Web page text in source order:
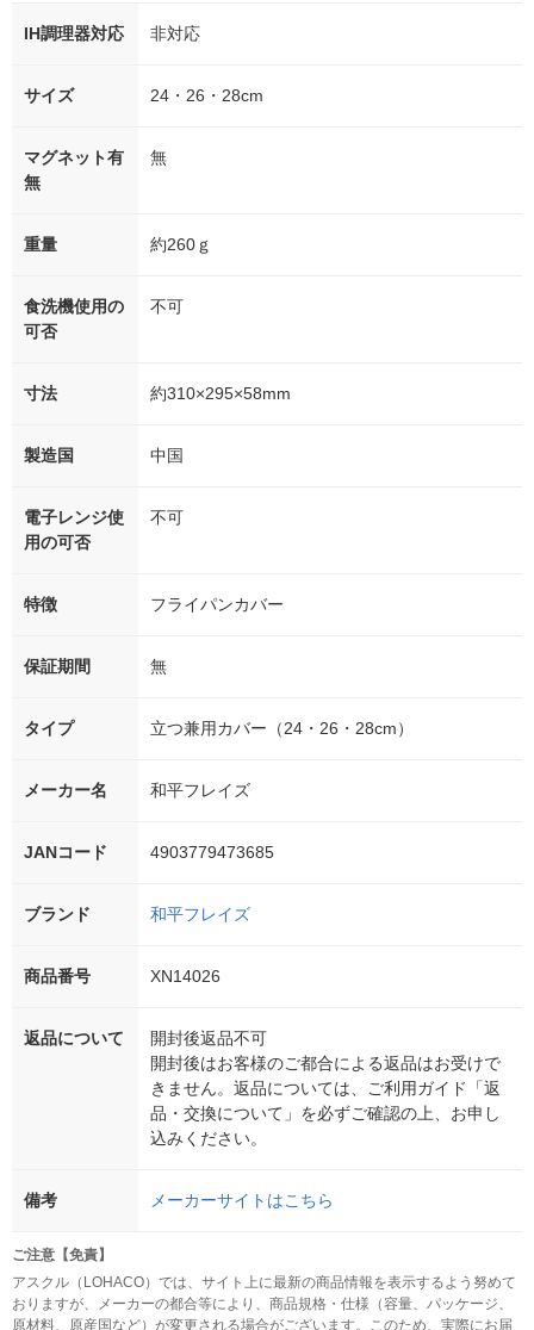
IH調理器対応 非対応
サイズ 24・26・28cm
マグネット有
無
無
重量 約260ｇ
食洗機使用の
可否
不可
寸法 約310×295×58mm
製造国 中国
電子レンジ使
用の可否
不可
特徴 フライパンカバー
保証期間 無
タイプ 立つ兼用カバー（24・26・28cm）
メーカー名 和平フレイズ
JANコード 4903779473685
ブランド 和平フレイズ
商品番号 XN14026
返品について
開封後返品不可
開封後はお客様のご都合による返品はお受けで
きません。返品については、ご利用ガイド「返
品・交換について」を必ずご確認の上、お申し
込みください。
備考 メーカーサイトはこちら
ご注意【免責】
アスクル（LOHACO）では、サイト上に最新の商品情報を表示するよう努めて
おりますが、メーカーの都合等により、商品規格・仕様（容量、パッケージ、
原材料、原産国など）が変更される場合がございます。このため、実際にお届